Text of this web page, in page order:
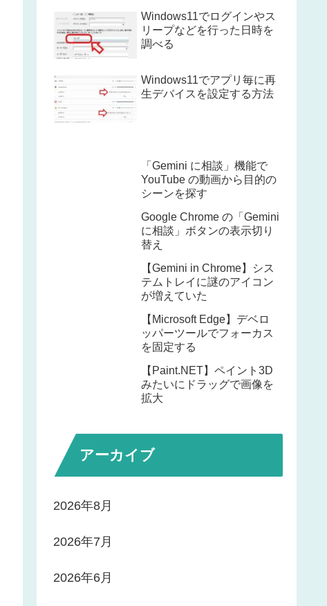
Windows11でログインやス
リープなどを行った日時を
調べる
Windows11でアプリ毎に再
生デバイスを設定する方法
「Gemini に相談」機能で
YouTube の動画から目的の
シーンを探す
Google Chrome の「Gemini
に相談」ボタンの表示切り
替え
【Gemini in Chrome】シス
テムトレイに謎のアイコン
が増えていた
【Microsoft Edge】デベロ
ッパーツールでフォーカス
を固定する
【Paint.NET】ペイント3D
みたいにドラッグで画像を
拡大
アーカイブ
2026年8月
2026年7月
2026年6月